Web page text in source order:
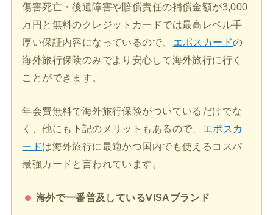
傷害死亡・後遺障害や賠償責任の補償金額が3,000
万円と無料のクレジットカードでは最高レベル手
厚い保証内容になっているので、
エポスカードの
海外旅行保険のみでより安心して海外旅行に行く
ことができます。
年会費無料で海外旅行保険がついているだけでな
く、他にも下記のメリットもあるので、
エポスカ
ードは海外旅行に最適かつ国内でも使えるコスパ
最強カードと言われています。
海外で一番普及しているVISAブランド